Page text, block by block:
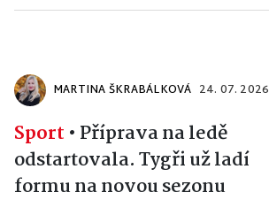
MARTINA ŠKRABÁLKOVÁ 24. 07. 2026
Sport • Příprava na ledě
odstartovala. Tygři už ladí
formu na novou sezonu